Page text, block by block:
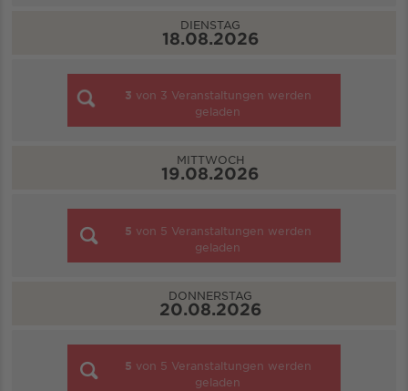
DIENSTAG
18.08.2026
3 von 3 Veranstaltungen werden
geladen
MITTWOCH
19.08.2026
5 von 5 Veranstaltungen werden
geladen
DONNERSTAG
20.08.2026
5 von 5 Veranstaltungen werden
geladen